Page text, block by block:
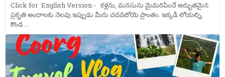
Click for English Version - కళ్లను, మనసును మైమరిపించే అద్భుతమైన
ప్రకృతి అందాలకు నెలవు ఇప్పుడు మీరు చదవబోయె ప్రాంతం. ఇక్కడి లోయల్ని,
కొండ ...